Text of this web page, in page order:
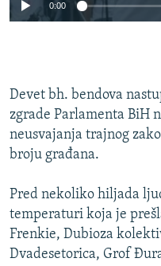
GENOCID U SREBRENICI
POST SCRIPTUM
MOJA EVROPA
TRI DECENIJE OD RATA U BIH
SVE KARTE DEJTONA
NASTANAK I RASPAD
0:00
Devet bh. bendova
zgrade Parlamenta BiH
neusvajanja trajnog
broju građana.
Pred nekoliko hiljada
temperaturi koja je
Frenkie, Dubioza
Dvadesetorica, Grof